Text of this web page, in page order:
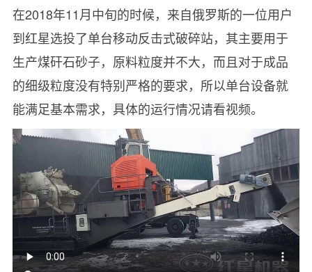
在2018年11月中旬的时候，来自俄罗斯的一位用户
到红星选投了单台移动反击式破碎站，其主要用于
生产煤矸石砂子，原料粒度并不大，而且对于成品
的细级粒度没有特别严格的要求，所以单台设备就
能满足基本需求，具体的运行情况请看视频。